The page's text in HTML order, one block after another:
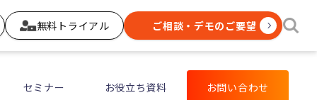
無料トライアル ご相談・デモのご要望
セミナー お役立ち資料 お問い合わせ